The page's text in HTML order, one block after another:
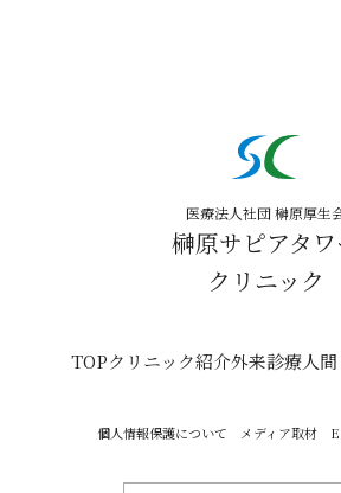
医療法人社団 榊原厚生
榊原サピアタワ
クリニック
TOPクリニック紹介外来診療人間
個人情報保護について メディア取材